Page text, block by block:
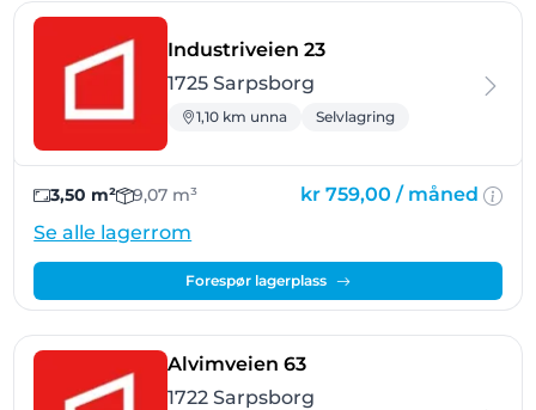
Industriveien 23- Sarpsborg
1725 Sarpsborg
1,10 km unna Selvlagring
3,50 m² 9,07 m³ kr 759,00 / måned
Se alle lagerrom
Forespør lagerplass
Alvimveien 63- Sarpsborg
1722 Sarpsborg